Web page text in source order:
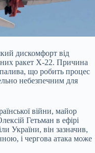
дискомфорт від
ракет Х-22. Причина
що робить процес
небезпечним для
війни, майор
Гетьман в ефірі
України, він зазначив,
і чергова атака може